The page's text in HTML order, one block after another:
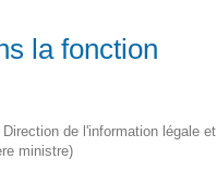
la fonction
de l'information légale et
ministre)